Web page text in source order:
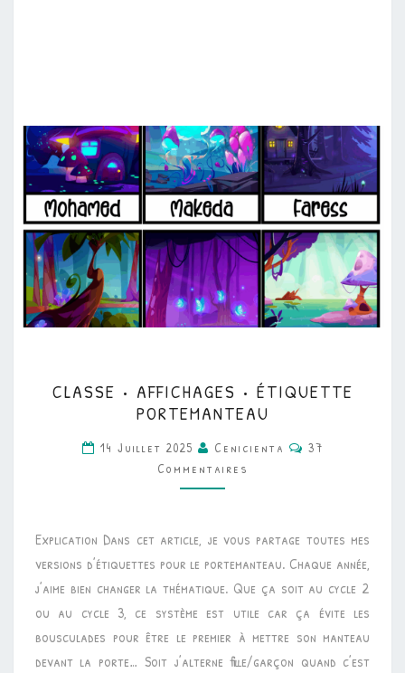
•
AFFICHAGES
•
ÉTIQUETTE
CLASSE • AFFICHAGES • ÉTIQUETTE
PORTEMANTEAU
14 Juillet 2025 Cenicienta Commentaires
37
Commentaires
Explication Dans cet article, je vous partage toutes mes
versions d’étiquettes pour le portemanteau. Chaque année,
j’aime bien changer la thématique. Que ça soit au cycle 2
ou au cycle 3, ce système est utile car ça évite les
bousculades pour être le premier à mettre son manteau
devant la porte… Soit j’alterne fille/garçon quand c’est